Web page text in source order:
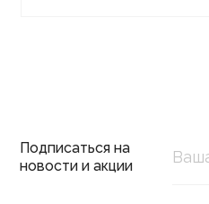
Подписаться на
новости и акции